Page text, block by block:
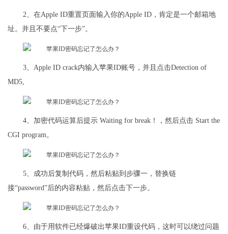
2、在Apple ID重置页面输入你的Apple ID，肯定是一个邮箱地
址。并且不要点“下一步”。
3、Apple ID crack内输入苹果ID账号，并且点击Detection of
MD5,
4、加密代码运算后提示 Waiting for break！，然后点击 Start the
CGI program。
5、成功后复制代码，然后粘贴到步骤一，替换链
接“password”后的内容粘贴，然后点击下一步。
6、由于用软件已经爆破出苹果ID重设代码，这时可以绕过问题